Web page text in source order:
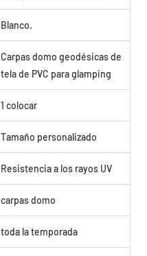
Blanco.
Carpas domo geodésicas de
tela de PVC para glamping
1 colocar
Tamaño personalizado
Resistencia a los rayos UV
carpas domo
toda la temporada